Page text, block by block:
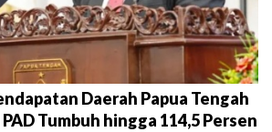
Daerah Papua Tengah
Tumbuh hingga 114,5 Persen